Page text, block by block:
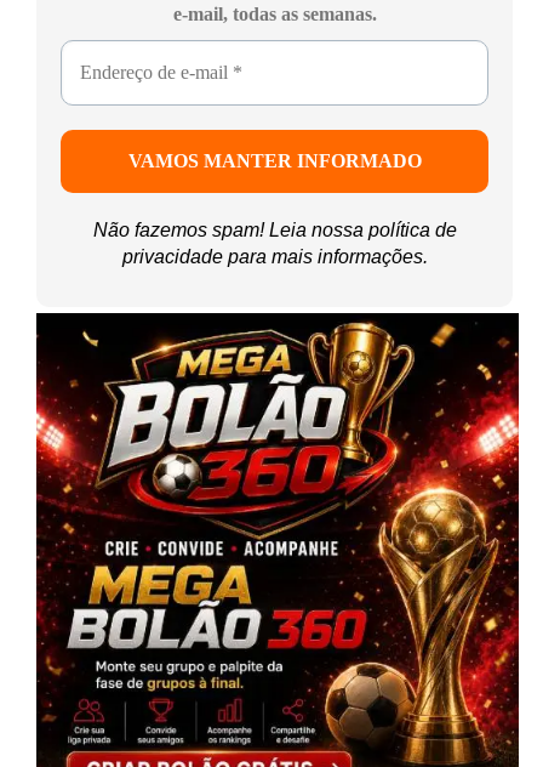
e-mail, todas as semanas.
Não fazemos spam! Leia nossa política de
privacidadepara mais informações.